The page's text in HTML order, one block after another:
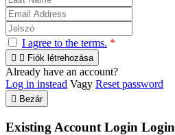
I agree to the terms. *
  Fiók létrehozása
Already have an account?
Log in instead Vagy Reset password
 Bezár
Existing Account Login